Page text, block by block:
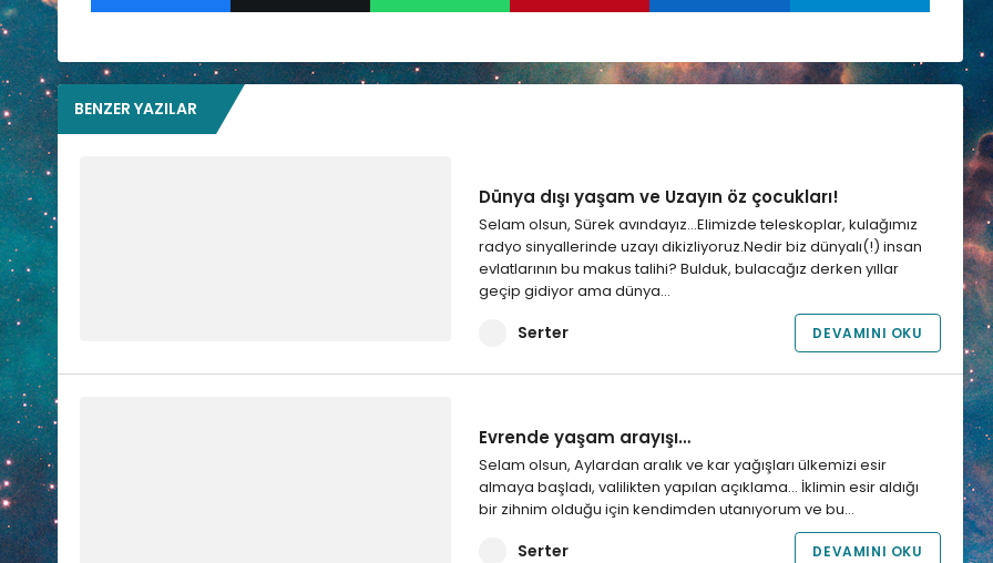
BENZER YAZILAR
Dünya dışı yaşam ve Uzayın öz çocukları!
Selam olsun, Sürek avındayız…Elimizde teleskoplar, kulağımız
radyo sinyallerinde uzayı dikizliyoruz.Nedir biz dünyalı(!) insan
evlatlarının bu makus talihi? Bulduk, bulacağız derken yıllar
geçip gidiyor ama dünya…
Serter DEVAMINI OKU
Evrende yaşam arayışı…
Selam olsun, Aylardan aralık ve kar yağışları ülkemizi esir
almaya başladı, valilikten yapılan açıklama… İklimin esir aldığı
bir zihnim olduğu için kendimden utanıyorum ve bu…
Serter DEVAMINI OKU